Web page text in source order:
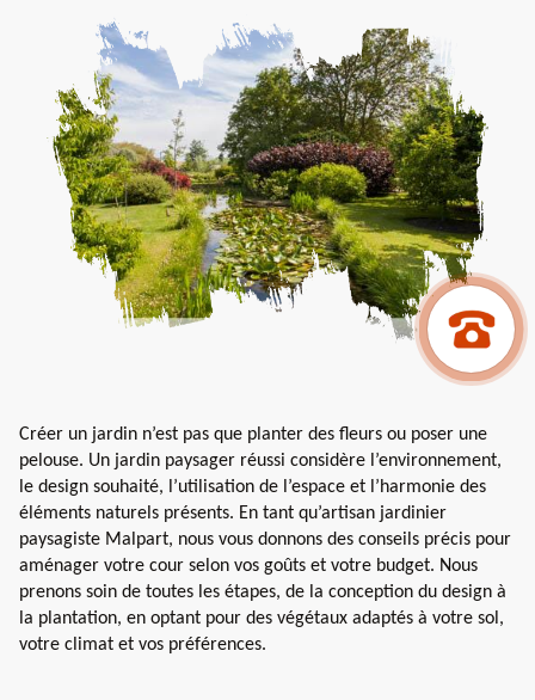
Créer un jardin n’est pas que planter des fleurs ou poser une
pelouse. Un jardin paysager réussi considère l’environnement,
le design souhaité, l’utilisation de l’espace et l’harmonie des
éléments naturels présents. En tant qu’artisan jardinier
paysagiste Malpart, nous vous donnons des conseils précis pour
aménager votre cour selon vos goûts et votre budget. Nous
prenons soin de toutes les étapes, de la conception du design à
la plantation, en optant pour des végétaux adaptés à votre sol,
votre climat et vos préférences.